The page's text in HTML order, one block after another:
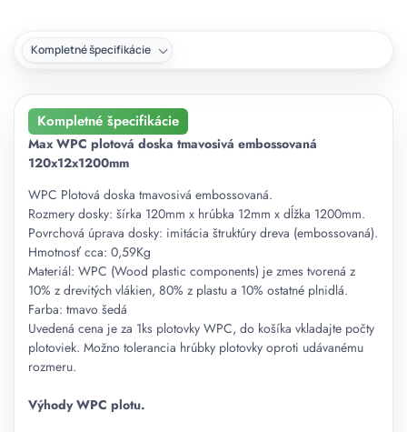
Kompletné špecifikácie
Kompletné špecifikácie
Max WPC plotová doska tmavosivá embossovaná
120x12x1200mm
WPC Plotová doska tmavosivá embossovaná.
Rozmery dosky: šírka 120mm x hrúbka 12mm x dĺžka 1200mm.
Povrchová úprava dosky: imitácia štruktúry dreva (embossovaná).
Hmotnosť cca: 0,59Kg
Materiál: WPC (Wood plastic components) je zmes tvorená z
10% z drevitých vlákien, 80% z plastu a 10% ostatné plnidlá.
Farba: tmavo šedá
Uvedená cena je za 1ks plotovky WPC, do košíka vkladajte počty
plotoviek. Možno tolerancia hrúbky plotovky oproti udávanému
rozmeru.
Výhody WPC plotu.